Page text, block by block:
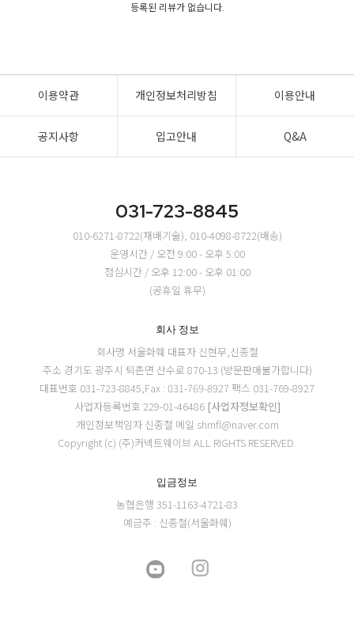
등록된 리뷰가 없습니다.
이용약관 개인정보처리방침 이용안내
공지사항 입고안내 Q&A
031-723-8845
010-6271-8722(재배기술), 010-4098-8722(배송)
운영시간 / 오전 9:00 - 오후 5:00
점심시간 / 오후 12:00 - 오후 01:00
(공휴일 휴무)
회사 정보
회사명 서울화훼 대표자 신현무,신종철
주소 경기도 광주시 퇴촌면 산수로 870-13 (방문판매불가합니다)
대표번호 031-723-8845,Fax : 031-769-8927 팩스 031-769-8927
사업자등록번호 229-01-46486 [사업자정보확인]
개인정보책임자 신종철 메일 shmfl@naver.com
Copyright (c) (주)커넥트웨이브 ALL RIGHTS RESERVED.
입금정보
농협은행 351-1163-4721-83
예금주 : 신종철(서울화훼)